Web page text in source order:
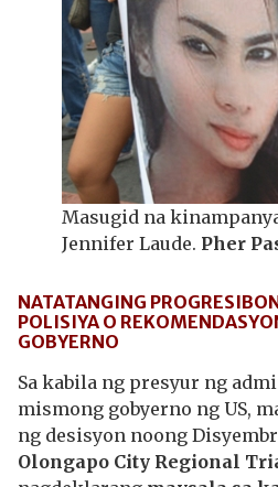
Masugid na
Jennifer Laude. Pher
NATATANGING
POLISIYA O
GOBYERNO
Sa kabila ng presyur ng
mismong gobyerno ng US,
ng desisyon noong
Olongapo City Regional